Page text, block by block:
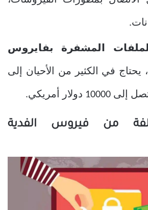
المشفرة بفايروس
، يحتاج في الكثير من الأحيان إلى
دولار أمريكي.
من فيروس الفدية